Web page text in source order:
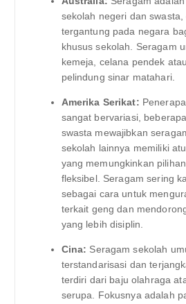
sekolah negeri dan
tergantung pada negara
khusus sekolah. Seragam
kemeja, celana pendek
pelindung sinar matahari.
Amerika Serikat:
sangat bervariasi,
swasta mewajibkan
sekolah lainnya memiliki
yang memungkinkan
fleksibel. Seragam sering
sebagai cara untuk
terkait geng dan
yang lebih disiplin.
Cina: Seragam sekolah
terstandarisasi dan
terdiri dari baju olahraga
serupa. Fokusnya adalah